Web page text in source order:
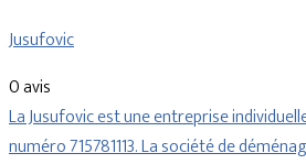
Jusufovic
0 avis
La Jusufovic est une entreprise
numéro 715781113. La société de